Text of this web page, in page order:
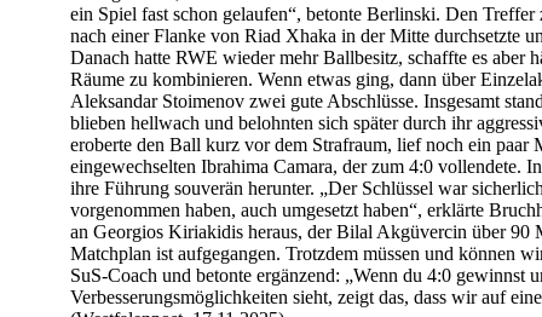
ein Spiel fast schon gelaufen“, betonte Berlinski. Den
nach einer Flanke von Riad Xhaka in der Mitte durchsetzte
Danach hatte RWE wieder mehr Ballbesitz, schaffte es aber
Räume zu kombinieren. Wenn etwas ging, dann über
Aleksandar Stoimenov zwei gute Abschlüsse. Insgesamt
blieben hellwach und belohnten sich später durch ihr
eroberte den Ball kurz vor dem Strafraum, lief noch ein paar
eingewechselten Ibrahima Camara, der zum 4:0 vollendete.
ihre Führung souverän herunter. „Der Schlüssel war
vorgenommen haben, auch umgesetzt haben“, erklärte
an Georgios Kiriakidis heraus, der Bilal Akgüvercin über 90
Matchplan ist aufgegangen. Trotzdem müssen und können
SuS-Coach und betonte ergänzend: „Wenn du 4:0 gewinnst
Verbesserungsmöglichkeiten sieht, zeigt das, dass wir auf